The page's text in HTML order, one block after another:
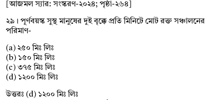
[আজমল স্যার: সংস্করণ-২০২৪; পৃষ্ঠা-২৬৪]
২৯। পূর্ণবয়স্ক সুস্থ মানুষের দুই বৃক্কে প্রতি মিনিটে মোট রক্ত সঞ্চালনের
পরিমাণ-
(a) ২৫০ মিঃ লিঃ
(b) ১৫০ মিঃ লিঃ
(c) ৩৭৫ মিঃ লিঃ
(d) ১২০০ মিঃ লিঃ
উত্তরঃ (d) ১২০০ মিঃ লিঃ